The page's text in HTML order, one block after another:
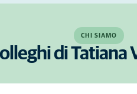
CHI SIAMO
di Tatiana